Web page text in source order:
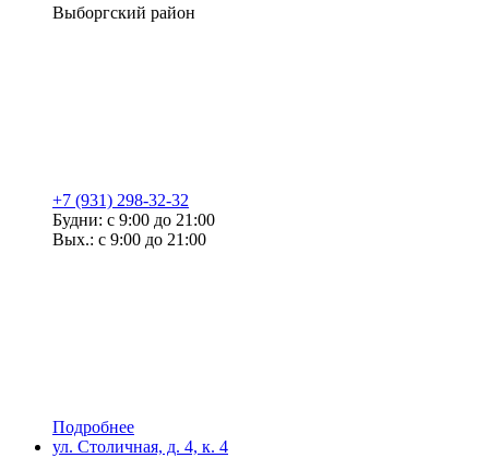
Выборгский район
+7 (931) 298-32-32
Будни: с 9:00 до 21:00
Вых.: с 9:00 до 21:00
Подробнее
ул. Столичная, д. 4, к. 4